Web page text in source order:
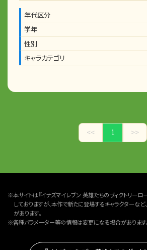
年代区分
学年
性別
キャラカテゴリ
<< 1 >>
※本サイトは『イナズマイレブン 英雄たちのヴィクトリーロ
しておりますが、本作で新たに登場するキャラクターな
があります。
※各種パラメーター等の情報は変更になる場合があります